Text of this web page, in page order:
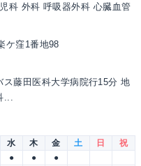
科 外科 呼吸器外科 心臓血管
ケ窪1番地98
藤田医科大学病院行15分 地
水 木 金 土 日
祝
● ●
●